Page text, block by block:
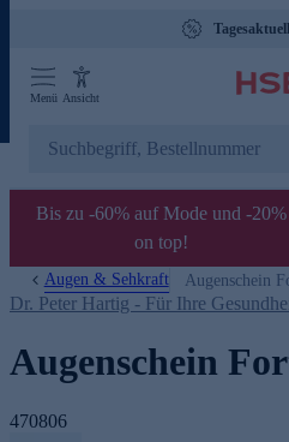
Menü Ansicht
Bis zu -60% auf Mode und -20%
on top!
Augen & Sehkraft Augenschein
Dr. Peter Hartig - Für Ihre
Augenschein
470806